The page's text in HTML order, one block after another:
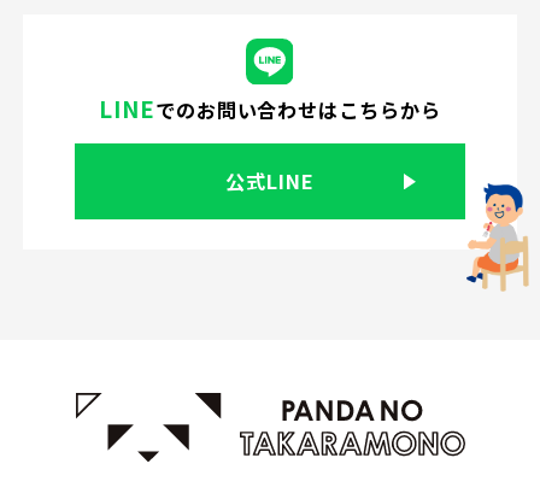
LINEでのお問い合わせはこちらから
公式LINE